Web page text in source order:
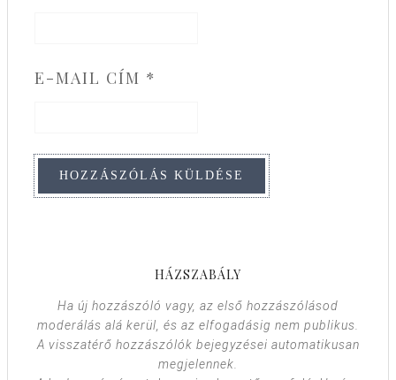
E-MAIL CÍM *
HÁZSZABÁLY
Ha új hozzászóló vagy, az első hozzászólásod
moderálás alá kerül, és az elfogadásig nem publikus.
A visszatérő hozzászólók bejegyzései automatikusan
megjelennek.